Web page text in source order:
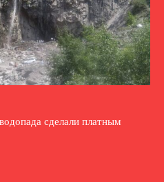
сделали платным